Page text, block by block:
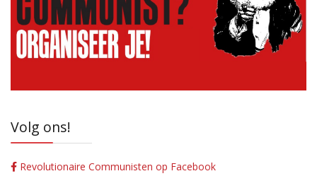
Volg ons!
Revolutionaire Communisten op Facebook